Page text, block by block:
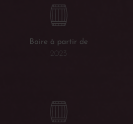
Boire à partir de
2023